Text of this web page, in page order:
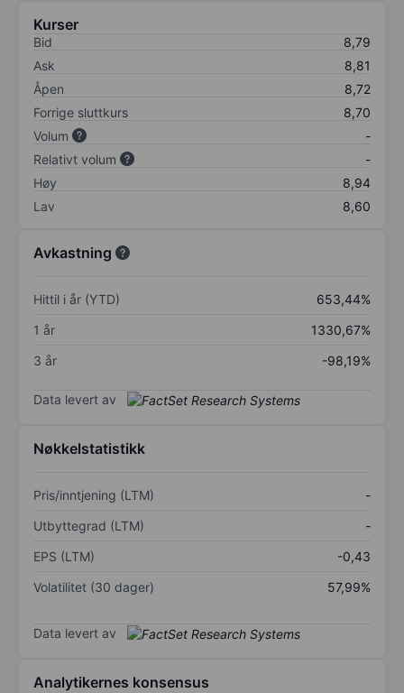
Kurser
Bid
8,79
Ask
8,81
Åpen
8,72
Forrige sluttkurs
8,70
Volum
-
Relativt volum
-
Høy
8,94
Lav
8,60
Avkastning
Hittil i år (YTD)
653,44%
1 år
1330,67%
3 år
-98,19%
Data levert av
Nøkkelstatistikk
Pris/inntjening (LTM)
-
Utbyttegrad (LTM)
-
EPS (LTM)
-0,43
Volatilitet (30 dager)
57,99%
Data levert av
Analytikernes konsensus